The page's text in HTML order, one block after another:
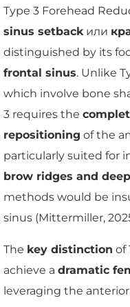
Type 3 Forehead
sinus setbackили
distinguished by its
frontal sinus. Unlike
which involve bone
3 requires the
repositioning of the
particularly suited for
brow ridges and
methods would be
sinus (Mittermiller,
The key distinction of
achieve a dramatic
leveraging the